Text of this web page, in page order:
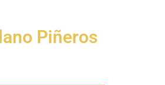
Piñeros